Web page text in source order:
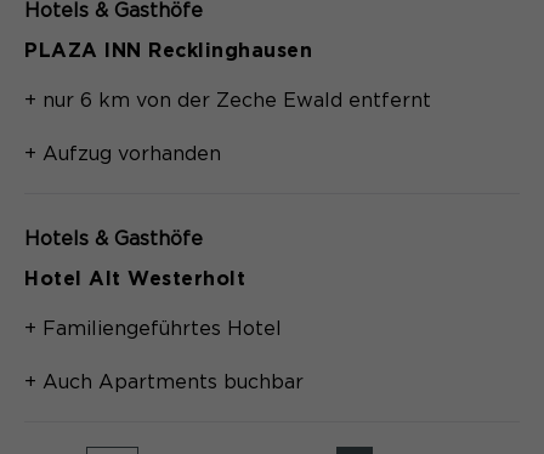
Hotels & Gasthöfe
PLAZA INN Recklinghausen
+ nur 6 km von der Zeche Ewald entfernt
+ Aufzug vorhanden
Hotels & Gasthöfe
Hotel Alt Westerholt
+ Familiengeführtes Hotel
+ Auch Apartments buchbar